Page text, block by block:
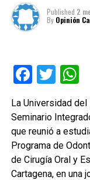
Published 2
By Opinión
La Universidad
Seminario
que reunió a
Programa de
de Cirugía Oral y
Cartagena, en una